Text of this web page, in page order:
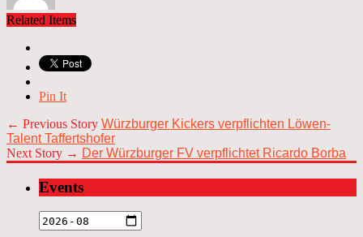
Related Items
Pin It
← Previous Story Würzburger Kickers verpflichten Löwen-
Talent Taffertshofer
Next Story → Der Würzburger FV verpflichtet Ricardo Borba
Events